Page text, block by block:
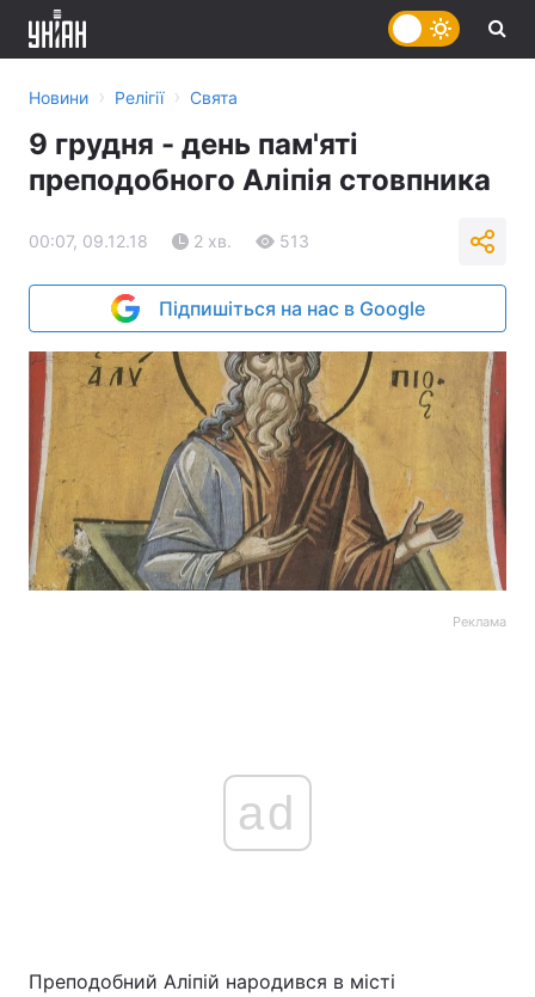
Новини › Релігії › Свята
9 грудня - день пам'яті
преподобного Аліпія стовпника
00:07, 09.12.18 2 хв. 513
Підпишіться на нас в Google
Реклама
ad
Преподобний Аліпій народився в місті